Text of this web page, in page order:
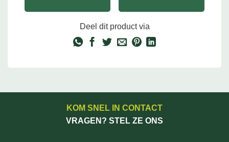
Deel dit product via
KOM SNEL IN CONTACT
VRAGEN? STEL ZE ONS